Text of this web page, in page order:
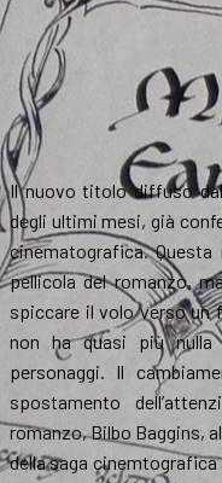
Il nuovo titolo diffuso
degli ultimi mesi, già
cinematografica.
pellicola del romanzo,
spiccare il volo verso un
non ha quasi più
personaggi. Il
spostamento
romanzo, Bilbo Baggins,
della saga